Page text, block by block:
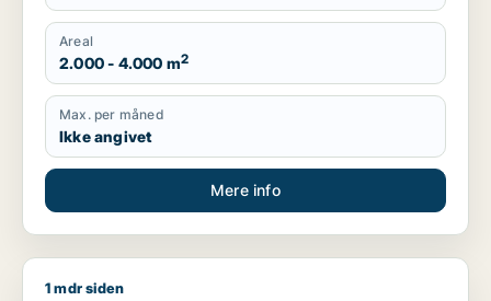
Areal
2.000 - 4.000 m2
Max. per måned
Ikke angivet
Mere info
Lasse søger lager, værksted, produktionslokaler eller
1 mdr siden